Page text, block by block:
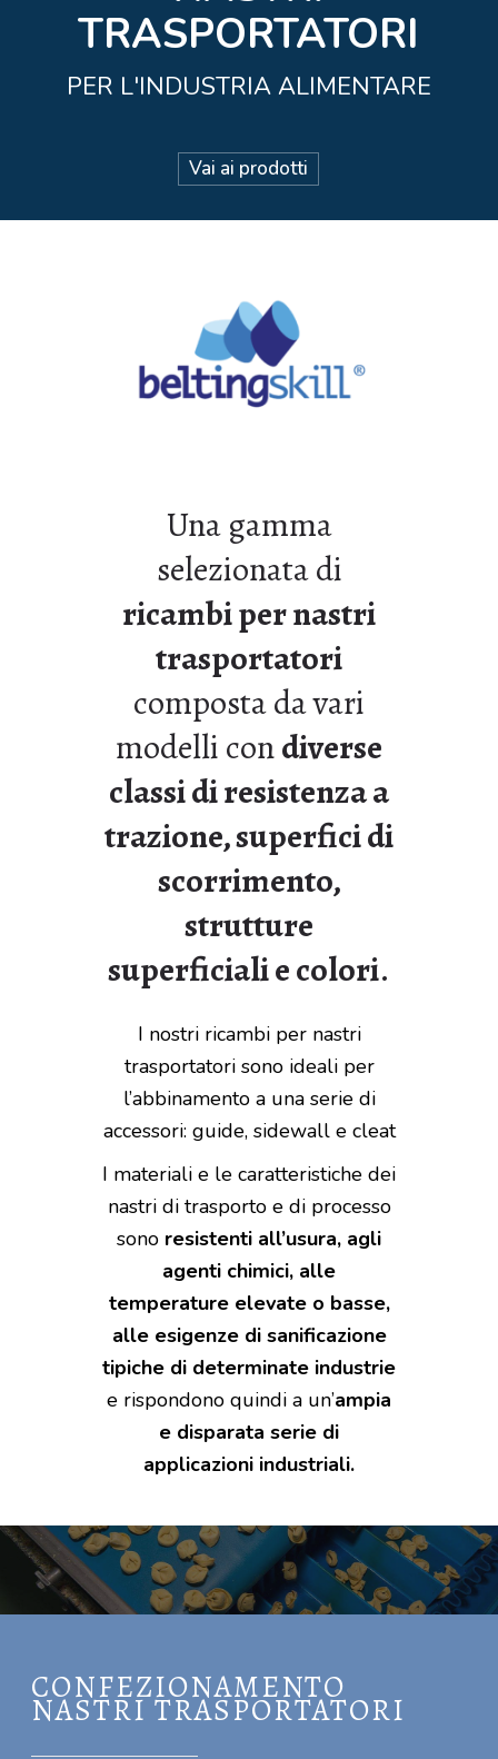
PER
Vai ai prodotti
Una gamma
selezionata di
ricambi per nastri
trasportatori
composta da vari
modelli condiverse
classi di resistenza a
trazione, superfici di
scorrimento,
strutture
superficiali e colori.
I nostri ricambi per nastri
trasportatori sono ideali per
l’abbinamento a una serie di
accessori: guide, sidewall e cleat
I materiali e le caratteristiche dei
nastri di trasporto e di processo
sono resistenti all’usura, agli
agenti chimici, alle
temperature elevate o basse,
alle esigenze di sanificazione
tipiche di determinate industrie
e rispondono quindi a un’ampia
e disparata serie di
applicazioni industriali.
CONFEZIONAMENTO
NASTRI TRASPORTATORI